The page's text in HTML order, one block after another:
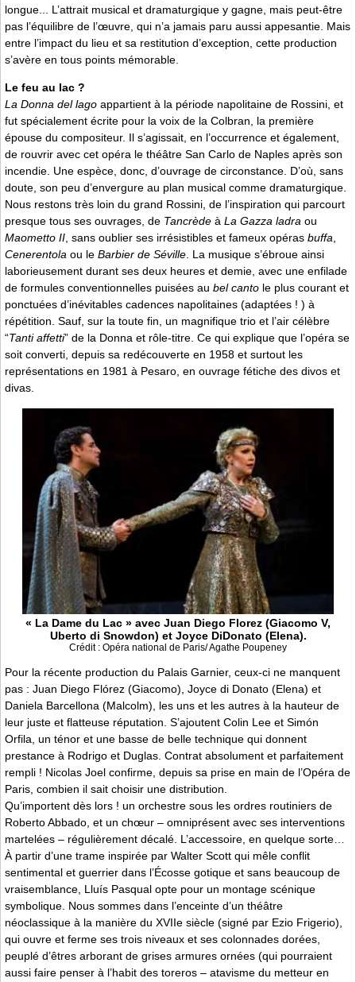
longue... L’attrait musical et dramaturgique y gagne, mais peut-être
pas l’équilibre de l’œuvre, qui n’a jamais paru aussi appesantie. Mais
entre l’impact du lieu et sa restitution d’exception, cette production
s’avère en tous points mémorable.
Le feu au lac ?
La Donna del lago appartient à la période napolitaine de Rossini, et
fut spécialement écrite pour la voix de la Colbran, la première
épouse du compositeur. Il s’agissait, en l’occurrence et également,
de rouvrir avec cet opéra le théâtre San Carlo de Naples après son
incendie. Une espèce, donc, d’ouvrage de circonstance. D’où, sans
doute, son peu d’envergure au plan musical comme dramaturgique.
Nous restons très loin du grand Rossini, de l’inspiration qui parcourt
presque tous ses ouvrages, de Tancrède à La Gazza ladra ou
Maometto II, sans oublier ses irrésistibles et fameux opéras buffa,
Cenerentola ou le Barbier de Séville. La musique s’ébroue ainsi
laborieusement durant ses deux heures et demie, avec une enfilade
de formules conventionnelles puisées au bel canto le plus courant et
ponctuées d’inévitables cadences napolitaines (adaptées ! ) à
répétition. Sauf, sur la toute fin, un magnifique trio et l’air célèbre
“Tanti affetti” de la Donna et rôle-titre. Ce qui explique que l’opéra se
soit converti, depuis sa redécouverte en 1958 et surtout les
représentations en 1981 à Pesaro, en ouvrage fétiche des divos et
divas.
« La Dame du Lac » avec Juan Diego Florez (Giacomo V,
Uberto di Snowdon) et Joyce DiDonato (Elena).
Crédit : Opéra national de Paris/ Agathe Poupeney
Pour la récente production du Palais Garnier, ceux-ci ne manquent
pas : Juan Diego Flórez (Giacomo), Joyce di Donato (Elena) et
Daniela Barcellona (Malcolm), les uns et les autres à la hauteur de
leur juste et flatteuse réputation. S’ajoutent Colin Lee et Simón
Orfila, un ténor et une basse de belle technique qui donnent
prestance à Rodrigo et Duglas. Contrat absolument et parfaitement
rempli ! Nicolas Joel confirme, depuis sa prise en main de l’Opéra de
Paris, combien il sait choisir une distribution.
Qu’importent dès lors ! un orchestre sous les ordres routiniers de
Roberto Abbado, et un chœur – omniprésent avec ses interventions
martelées – régulièrement décalé. L’accessoire, en quelque sorte…
À partir d’une trame inspirée par Walter Scott qui mêle conflit
sentimental et guerrier dans l’Écosse gotique et sans beaucoup de
vraisemblance, Lluís Pasqual opte pour un montage scénique
symbolique. Nous sommes dans l’enceinte d’un théâtre
néoclassique à la manière du XVIIe siècle (signé par Ezio Frigerio),
qui ouvre et ferme ses trois niveaux et ses colonnades dorées,
peuplé d’êtres arborant de grises armures ornées (qui pourraient
aussi faire penser à l’habit des toreros – atavisme du metteur en